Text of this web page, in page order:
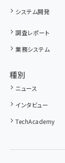
システム開発
調査レポート
業務システム
種別
ニュース
インタビュー
TechAcademy